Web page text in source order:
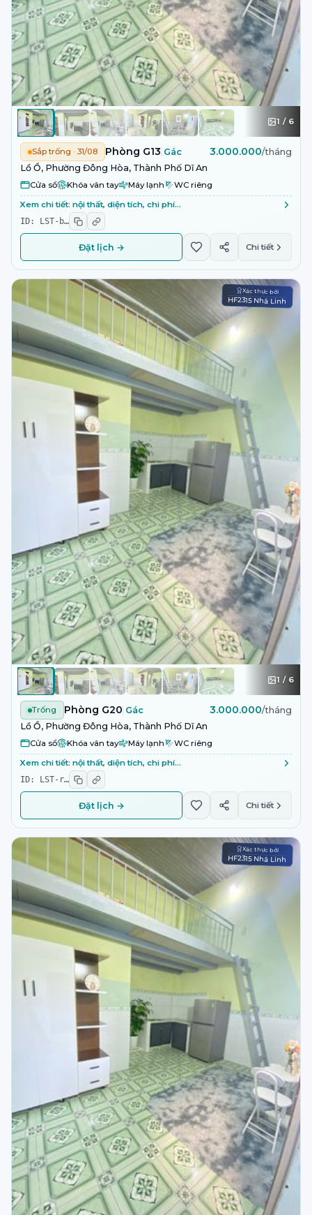
1 / 6
Sắp trống · 31/08 Phòng G13 Gác 3.000.000/tháng
Lồ Ồ, Phường Đông Hòa, Thành Phố Dĩ An
Cửa sổ Khóa vân tay Máy lạnh WC riêng
Xem chi tiết: nội thất, diện tích, chi phí…
ID: LST-b…
Đặt lịch → Chi tiết
Xác thực bởi
HF2315 Nhã Linh
1 / 6
Trống Phòng G20 Gác 3.000.000/tháng
Lồ Ồ, Phường Đông Hòa, Thành Phố Dĩ An
Cửa sổ Khóa vân tay Máy lạnh WC riêng
Xem chi tiết: nội thất, diện tích, chi phí…
ID: LST-r…
Đặt lịch → Chi tiết
Xác thực bởi
HF2315 Nhã Linh